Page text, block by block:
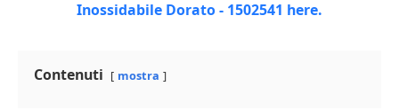
Contenuti mostra